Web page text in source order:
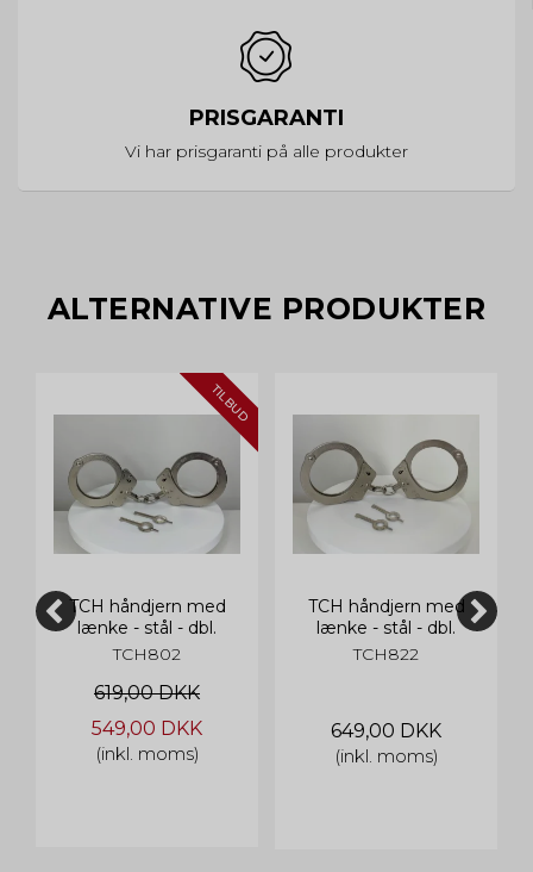
PRISGARANTI
Vi har prisgaranti på alle produkter
ALTERNATIVE PRODUKTER
TILBUD
TCH håndjern med
lænke - stål - dbl.
nøglehul
TCH802
619,00 DKK
549,00 DKK
(inkl. moms)
TCH håndjern med
lænke - stål - dbl.
nøglehul
TCH822
649,00 DKK
(inkl. moms)